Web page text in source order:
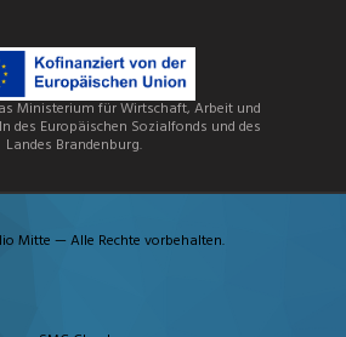
Ministerium für Wirtschaft, Arbeit und
des Europäischen Sozialfonds und des
Landes Brandenburg.
Mitte — Alle Rechte vorbehalten.